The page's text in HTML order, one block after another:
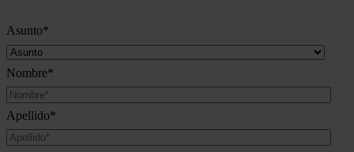
Asunto*
Nombre*
Apellido*